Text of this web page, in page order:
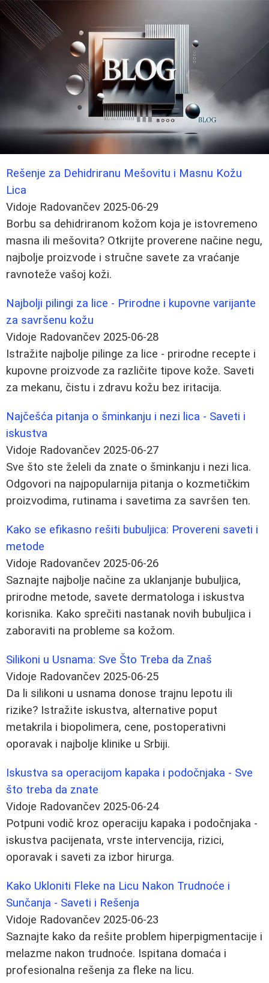
Rešenje za Dehidriranu Mešovitu i Masnu Kožu
Lica
Vidoje Radovančev 2025-06-29
Borbu sa dehidriranom kožom koja je istovremeno
masna ili mešovita? Otkrijte proverene načine negu,
najbolje proizvode i stručne savete za vraćanje
ravnoteže vašoj koži.
Najbolji pilingi za lice - Prirodne i kupovne varijante
za savršenu kožu
Vidoje Radovančev 2025-06-28
Istražite najbolje pilinge za lice - prirodne recepte i
kupovne proizvode za različite tipove kože. Saveti
za mekanu, čistu i zdravu kožu bez iritacija.
Najčešća pitanja o šminkanju i nezi lica - Saveti i
iskustva
Vidoje Radovančev 2025-06-27
Sve što ste želeli da znate o šminkanju i nezi lica.
Odgovori na najpopularnija pitanja o kozmetičkim
proizvodima, rutinama i savetima za savršen ten.
Kako se efikasno rešiti bubuljica: Provereni saveti i
metode
Vidoje Radovančev 2025-06-26
Saznajte najbolje načine za uklanjanje bubuljica,
prirodne metode, savete dermatologa i iskustva
korisnika. Kako sprečiti nastanak novih bubuljica i
zaboraviti na probleme sa kožom.
Silikoni u Usnama: Sve Što Treba da Znaš
Vidoje Radovančev 2025-06-25
Da li silikoni u usnama donose trajnu lepotu ili
rizike? Istražite iskustva, alternative poput
metakrila i biopolimera, cene, postoperativni
oporavak i najbolje klinike u Srbiji.
Iskustva sa operacijom kapaka i podočnjaka - Sve
što treba da znate
Vidoje Radovančev 2025-06-24
Potpuni vodič kroz operaciju kapaka i podočnjaka -
iskustva pacijenata, vrste intervencija, rizici,
oporavak i saveti za izbor hirurga.
Kako Ukloniti Fleke na Licu Nakon Trudnoće i
Sunčanja - Saveti i Rešenja
Vidoje Radovančev 2025-06-23
Saznajte kako da rešite problem hiperpigmentacije i
melazme nakon trudnoće. Ispitana domaća i
profesionalna rešenja za fleke na licu.